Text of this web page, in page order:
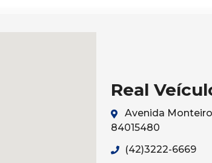
Real
Avenida
84015480
(42)3222-6669